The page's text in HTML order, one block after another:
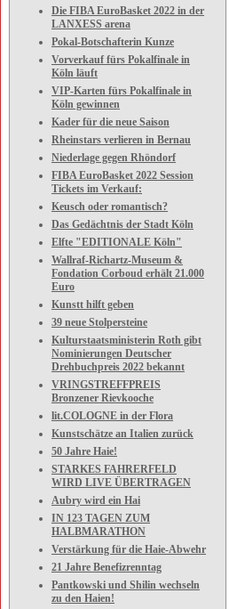
Die FIBA EuroBasket 2022 in der
LANXESS arena
Pokal-Botschafterin Kunze
Vorverkauf fürs Pokalfinale in
Köln läuft
VIP-Karten fürs Pokalfinale in
Köln gewinnen
Kader für die neue Saison
Rheinstars verlieren in Bernau
Niederlage gegen Rhöndorf
FIBA EuroBasket 2022 Session
Tickets im Verkauf:
Keusch oder romantisch?
Das Gedächtnis der Stadt Köln
Elfte "EDITIONALE Köln"
Wallraf-Richartz-Museum &
Fondation Corboud erhält 21.000
Euro
Kunstt hilft geben
39 neue Stolpersteine
Kulturstaatsministerin Roth gibt
Nominierungen Deutscher
Drehbuchpreis 2022 bekannt
VRINGSTREFFPREIS
Bronzener Rievkooche
lit.COLOGNE in der Flora
Kunstschätze an Italien zurück
50 Jahre Haie!
STARKES FAHRERFELD
WIRD LIVE ÜBERTRAGEN
Aubry wird ein Hai
IN 123 TAGEN ZUM
HALBMARATHON
Verstärkung für die Haie-Abwehr
21 Jahre Benefizrenntag
Pantkowski und Shilin wechseln
zu den Haien!